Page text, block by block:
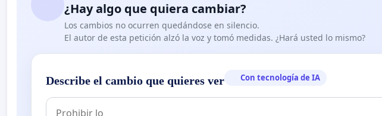
¿Hay algo que quiera cambiar?
Los cambios no ocurren quedándose en silencio.
El autor de esta petición alzó la voz y tomó medidas. ¿Hará usted lo mismo?
Describe el cambio que quieres ver Con tecnología de IA